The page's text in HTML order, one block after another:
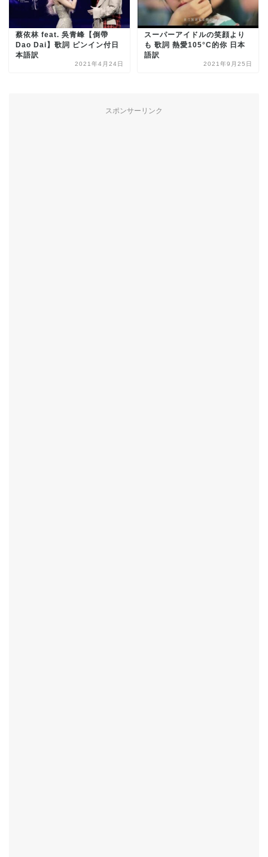
蔡依林 feat. 吳青峰【倒帶
Dao Dai】歌詞 ピンイン付日
本語訳
2021年4月24日
スーパーアイドルの笑顔より
も 歌詞 熱愛105°C的你 日本
語訳
2021年9月25日
スポンサーリンク